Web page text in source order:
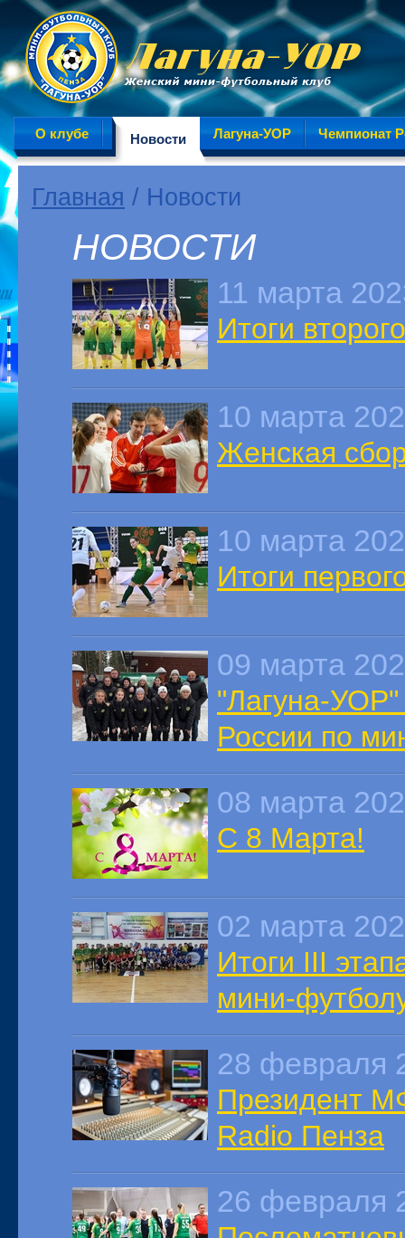
О клубе Новости Лагуна-УОР Чемпионат
Главная / Новости
НОВОСТИ
11 марта
Итоги
10 марта
Женская
10 марта
Итоги
09 марта
"Лагуна-УОР"
России по
08 марта
С 8 Марта!
02 марта
Итоги III
мини-
28 февраля
Президент
Radio Пенза
26 февраля